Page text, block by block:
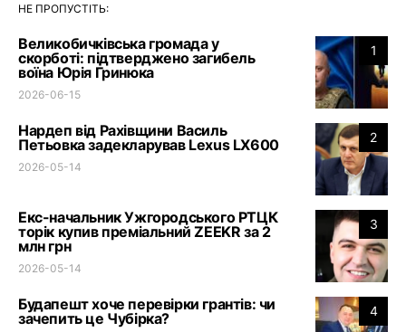
НЕ ПРОПУСТІТЬ:
1
Великобичківська громада у
скорботі: підтверджено загибель
воїна Юрія Гринюка
2026-06-15
2
Нардеп від Рахівщини Василь
Петьовка задекларував Lexus LX600
2026-05-14
3
Екс-начальник Ужгородського РТЦК
торік купив преміальний ZEEKR за 2
млн грн
2026-05-14
4
Будапешт хоче перевірки грантів: чи
зачепить це Чубірка?